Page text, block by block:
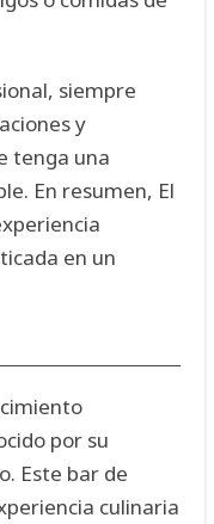
siempre
y
tenga una
En resumen, El
en un
por su
Este bar de
culinaria